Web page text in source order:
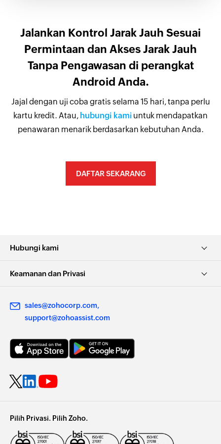
Jalankan Kontrol Jarak Jauh Sesuai
Permintaan dan Akses Jarak Jauh
Tanpa Pengawasan di perangkat
Android Anda.
Jajal dengan uji coba gratis selama 15 hari, tanpa perlu
kartu kredit. Atau, hubungi kami untuk mendapatkan
penawaran menarik berdasarkan kebutuhan Anda.
DAFTAR SEKARANG
Hubungi kami
Keamanan dan Privasi
sales@zohocorp.com
support@zohoassist.com
Pilih Privasi. Pilih Zoho.